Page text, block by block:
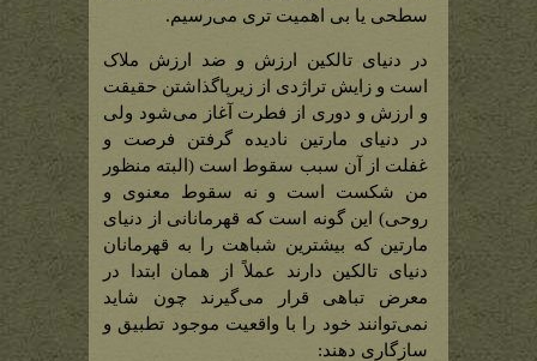
سطحی یا بی اهمیت تری می‌رسیم.
در دنیای تالکین ارزش و ضد ارزش ملاک
است و زایش تراژدی از زیرپاگذاشتن حقیقت
و ارزش و دوری از فطرت آغاز می‌شود ولی
در دنیای مارتین نادیده گرفتن فرصت و
غفلت از آن سبب سقوط است (البته منظور
من شکست است و نه سقوط معنوی و
روحی) این گونه است که قهرمانانی از دنیای
مارتین که بیشترین شباهت را به قهرمانان
دنیای تالکین دارند عملاً از همان ابتدا در
معرض تباهی قرار می‌گیرند چون شاید
نمی‌توانند خود را با واقعیت موجود تطبیق و
سازگاری دهند: